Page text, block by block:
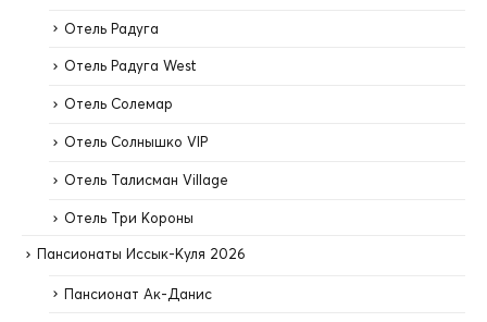
Отель Радуга
Отель Радуга West
Отель Солемар
Отель Солнышко VIP
Отель Талисман Village
Отель Три Короны
Пансионаты Иссык-Куля 2026
Пансионат Ак-Данис